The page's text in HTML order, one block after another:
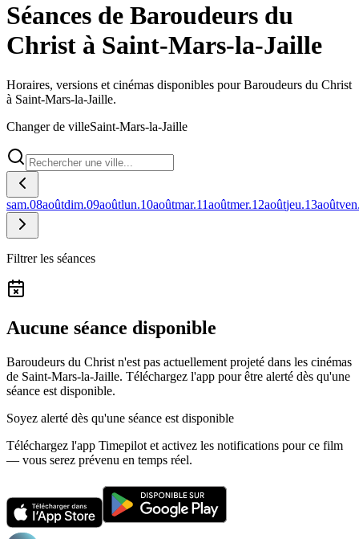
Séances de Baroudeurs du
Christ à Saint-Mars-la-Jaille
Horaires, versions et cinémas disponibles pour Baroudeurs du Christ
à Saint-Mars-la-Jaille.
Changer de villeSaint-Mars-la-Jaille
sam.08aoûtdim.09aoûtlun.10aoûtmar.11aoûtmer.12aoûtjeu.13août
Filtrer les séances
Aucune séance disponible
Baroudeurs du Christ n'est pas actuellement projeté dans les cinémas
de Saint-Mars-la-Jaille. Téléchargez l'app pour être alerté dès qu'une
séance est disponible.
Soyez alerté dès qu'une séance est disponible
Téléchargez l'app Timepilot et activez les notifications pour ce film
— vous serez prévenu en temps réel.